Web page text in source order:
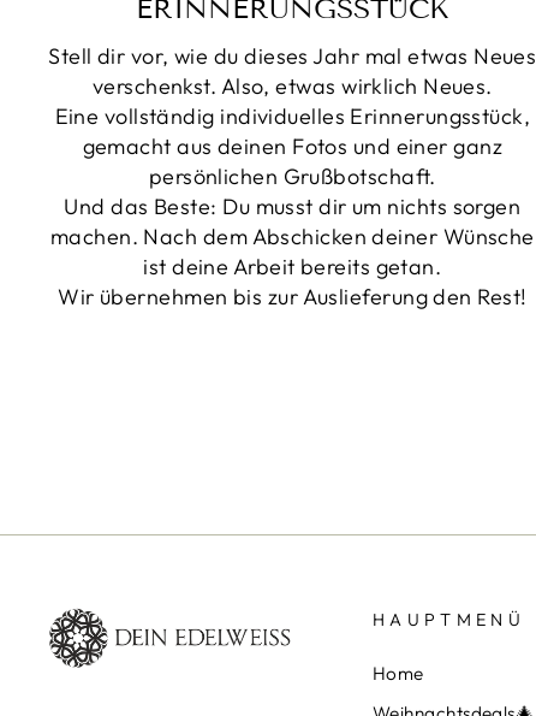
ERINNERUNGSSTÜCK
Stell dir vor, wie du dieses Jahr mal etwas Neues
verschenkst. Also, etwas wirklich Neues.
Eine vollständig individuelles Erinnerungsstück,
gemacht aus deinen Fotos und einer ganz
persönlichen Grußbotschaft.
Und das Beste: Du musst dir um nichts sorgen
machen. Nach dem Abschicken deiner Wünsche
ist deine Arbeit bereits getan.
Wir übernehmen bis zur Auslieferung den Rest!
HAUPTMENÜ
Home